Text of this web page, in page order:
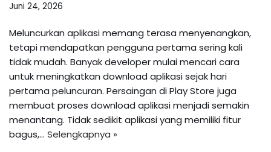
Juni 24, 2026
Meluncurkan aplikasi memang terasa menyenangkan,
tetapi mendapatkan pengguna pertama sering kali
tidak mudah. Banyak developer mulai mencari cara
untuk meningkatkan download aplikasi sejak hari
pertama peluncuran. Persaingan di Play Store juga
membuat proses download aplikasi menjadi semakin
menantang. Tidak sedikit aplikasi yang memiliki fitur
bagus,… Selengkapnya »